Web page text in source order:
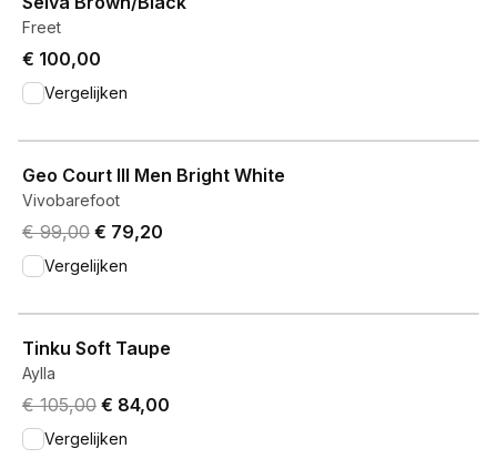
Freet
€ 100,00
Vergelijken
Geo Court III Men Bright White
Vivobarefoot
Original price was € 99,00.
€ 99,00 Current price is € 79,20.
€ 79,20
Vergelijken
Tinku Soft Taupe
Aylla
Original price was € 105,00.
€ 105,00 Current price is € 84,00.
€ 84,00
Vergelijken